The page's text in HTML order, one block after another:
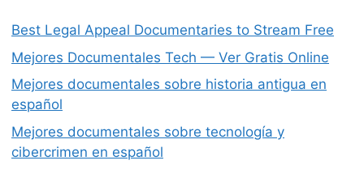
Best Legal Appeal Documentaries to Stream Free
Mejores Documentales Tech — Ver Gratis Online
Mejores documentales sobre historia antigua en
español
Mejores documentales sobre tecnología y
cibercrimen en español